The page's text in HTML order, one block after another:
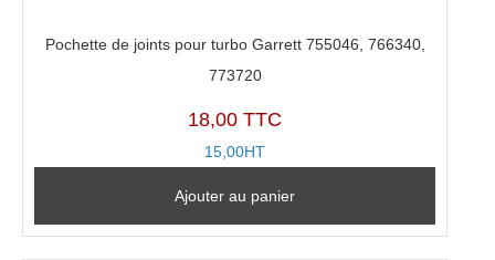
Pochette de joints pour turbo Garrett 755046, 766340,
773720
18,00 TTC
15,00HT
Ajouter au panier